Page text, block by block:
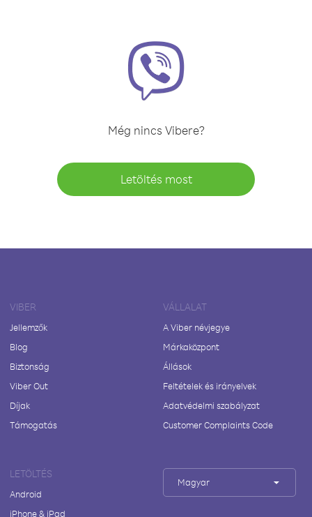
Még nincs Vibere?
Letöltés most
VIBER
Jellemzők
Blog
Biztonság
Viber Out
Díjak
Támogatás
VÁLLALAT
A Viber névjegye
Márkaközpont
Állások
Feltételek és irányelvek
Adatvédelmi szabályzat
Customer Complaints Code
LETÖLTÉS
Android
iPhone & iPad
Magyar